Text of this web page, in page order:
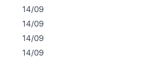
14/09
14/09
14/09
14/09